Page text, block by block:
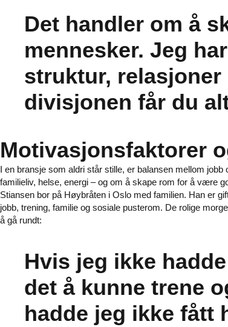
Det handler om å
mennesker. Jeg
struktur, relasjoner
divisjonen får du
Motivasjonsfaktorer
I en bransje som aldri står stille, er balansen mellom
familieliv, helse, energi – og om å skape rom for å være
Stiansen bor på Høybråten i Oslo med familien. Han er
jobb, trening, familie og sosiale pusterom. De rolige
å gå rundt:
Hvis jeg ikke
det å kunne trene
hadde jeg ikke fått